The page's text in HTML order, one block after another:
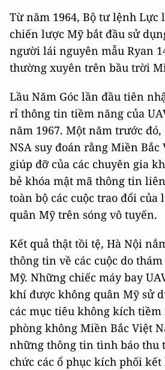
Từ năm 1964, Bộ tư lệnh Lực
chiến lược Mỹ bắt đầu sử
người lái nguyên mẫu Ryan
thường xuyên trên bầu trời
Lầu Năm Góc lần đầu tiên
rỉ thông tin tiềm năng của
năm 1967. Một năm trước
NSA suy đoán rằng Miền
giúp đỡ của các chuyên gia
bẻ khóa mật mã thông tin
toàn bộ các cuộc trao đổi
quân Mỹ trên sóng vô tuyến.
Kết quả thật tồi tệ, Hà Nội
thông tin về các cuộc do
Mỹ. Những chiếc máy bay
khí được không quân Mỹ sử
các mục tiêu không kích
phòng không Miền Bắc Việt
những thông tin tình báo thu
chức các ổ phục kích phối